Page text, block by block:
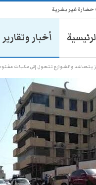
حضارة غير بشرية
أخبار وتقارير
يتصاعد والشوارع تتحول إلى مكبات